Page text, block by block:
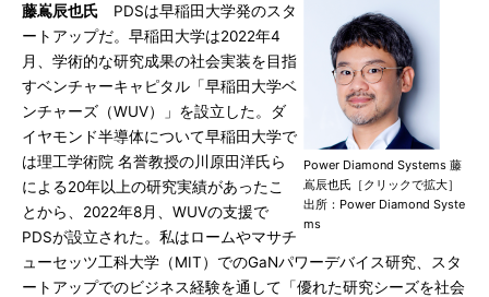
Power Diamond Systems 藤
嶌辰也氏［クリックで拡大］
出所：Power Diamond Syste
ms
藤嶌辰也氏 PDSは早稲田大学発のスタ
ートアップだ。早稲田大学は2022年4
月、学術的な研究成果の社会実装を目指
すベンチャーキャピタル「早稲田大学ベ
ンチャーズ（WUV）」を設立した。ダ
イヤモンド半導体について早稲田大学で
は理工学術院 名誉教授の川原田洋氏ら
による20年以上の研究実績があったこ
とから、2022年8月、WUVの支援で
PDSが設立された。私はロームやマサチ
ューセッツ工科大学（MIT）でのGaNパワーデバイス研究、スタ
ートアップでのビジネス経験を通して「優れた研究シーズを社会